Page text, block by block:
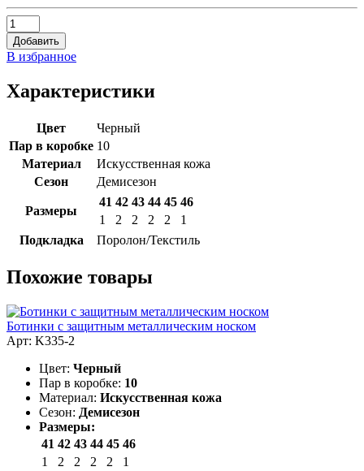
Добавить
В избранное
Характеристики
Цвет
Черный
Пар в коробке 10
Материал
Искусственная кожа
Сезон
Демисезон
Размеры
41 42 43 44 45 46
1
2 2 2 2
1
Подкладка
Поролон/Текстиль
Похожие товары
Ботинки с защитным металлическим носком
Арт: K335-2
Цвет: Черный
Пар в коробке: 10
Материал: Искусственная кожа
Сезон: Демисезон
Размеры:
41 42 43 44 45 46
1
2 2 2 2 1